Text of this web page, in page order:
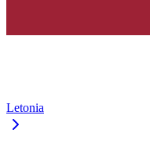
Letonia